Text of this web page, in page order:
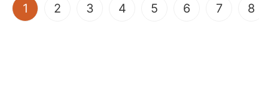
1 (current)
2 3 4 5 6 7 8